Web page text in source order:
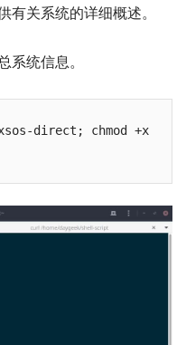
有关系统的详细概述。
统信息。
direct; chmod +x